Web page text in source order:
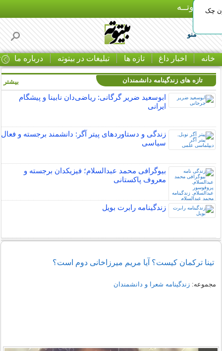
بـیتوتــه
منو
خانه اخبار داغ تازه ها تبلیغات در بیتوته درباره ما
چک
تازه های زندگینامه دانشمندان
ابوسعید ضریر گرگانی: ریاضی‌دان نابینا و پیشگام
ایرانی
زندگی و دستاوردهای پیتر آگر: دانشمند برجسته و فعال
سیاسی
بیوگرافی محمد عبدالسلام؛ فیزیکدان برجسته و
معروف پاکستانی
زندگینامه رابرت بویل
بیشتر
تینا ترکمان کیست؟ آیا مریم میرزاخانی دوم است؟
مجموعه:زندگینامه شعرا و دانشمندان